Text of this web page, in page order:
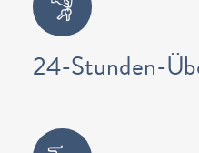
24-Stunden-